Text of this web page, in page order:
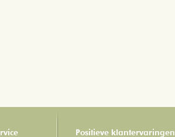
Positieve klantervaringen